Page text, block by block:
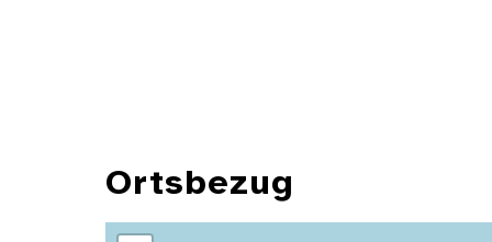
Ortsbezug